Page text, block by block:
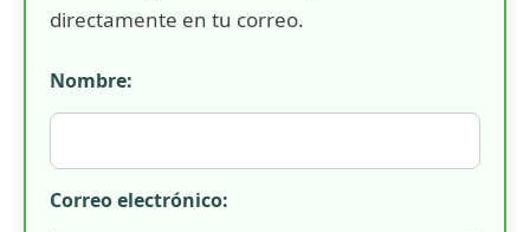
directamente en tu correo.
Nombre:
Correo electrónico: